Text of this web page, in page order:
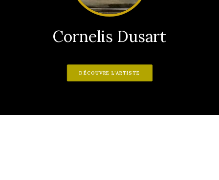
Cornelis Dusart
DÉCOUVRE L'ARTISTE